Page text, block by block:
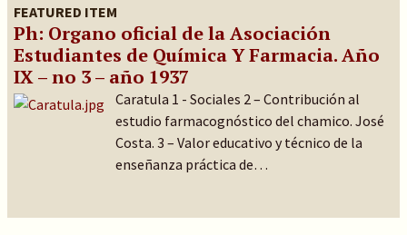
FEATURED ITEM
Ph: Organo oficial de la Asociación
Estudiantes de Química Y Farmacia. Año
IX – no 3 – año 1937
Caratula 1 - Sociales 2 – Contribución al
estudio farmacognóstico del chamico. José
Costa. 3 – Valor educativo y técnico de la
enseñanza práctica de…